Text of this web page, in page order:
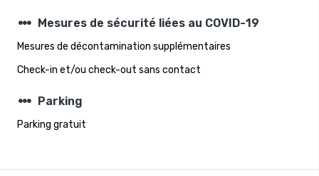
steppers Mesures de sécurité liées au COVID-19
Mesures de décontamination supplémentaires
Check-in et/ou check-out sans contact
steppers Parking
Parking gratuit